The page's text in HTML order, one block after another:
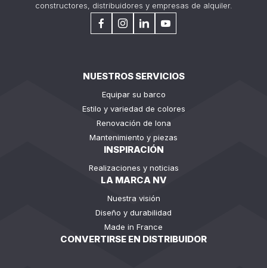
constructores, distribuidores y empresas de alquiler.
NUESTROS SERVICIOS
Equipar su barco
Estilo y variedad de colores
Renovación de lona
Mantenimiento y piezas
INSPIRACIÓN
Realizaciones y noticias
LA MARCA NV
Nuestra visión
Diseño y durabilidad
Made in France
CONVERTIRSE EN DISTRIBUIDOR